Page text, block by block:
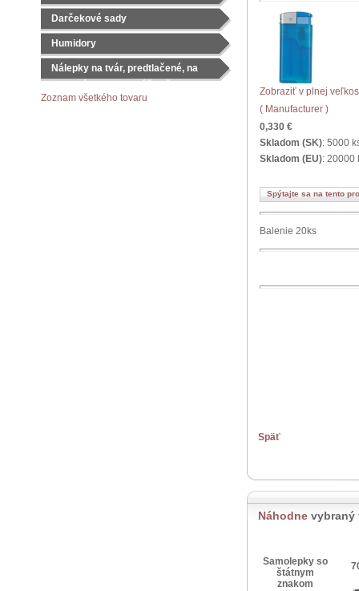
Darčekové sady
Čajové sady
Humidory
Nálepky na tvár, predtlačené, na
Zoznam všetkého tovaru
Zobraziť v plnej
( Manufacturer )
0,330 €
Skladom (SK): 5000
Skladom (EU): 20000
Spýtajte sa na tento
Balenie 20ks
Späť
Náhodne vybraný
Samolepky so
štátnym
znakom